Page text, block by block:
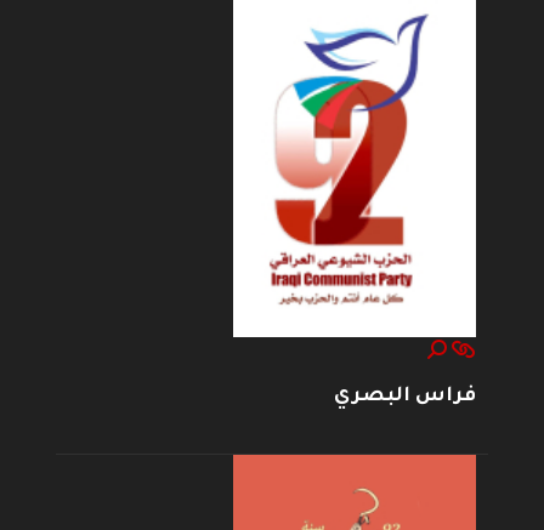
فراس البصري